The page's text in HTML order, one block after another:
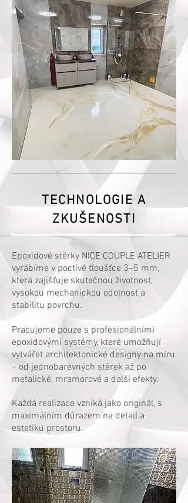
TECHNOLOGIE A
ZKUŠENOSTI
Epoxidové stěrky NICE COUPLE ATELIER
vyrábíme v poctivé tloušťce 3–5 mm,
která zajišťuje skutečnou životnost,
vysokou mechanickou odolnost a
stabilitu povrchu.
Pracujeme pouze s profesionálními
epoxidovými systémy, které umožňují
vytvářet architektonické designy na míru
– od jednobarevných stěrek až po
metalické, mramorové a další efekty.
Každá realizace vzniká jako originál, s
maximálním důrazem na detail a
estetiku prostoru.